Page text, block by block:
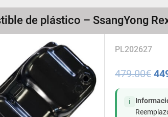
de plástico – SsangYong
PL202627
479.00€
ℹ️